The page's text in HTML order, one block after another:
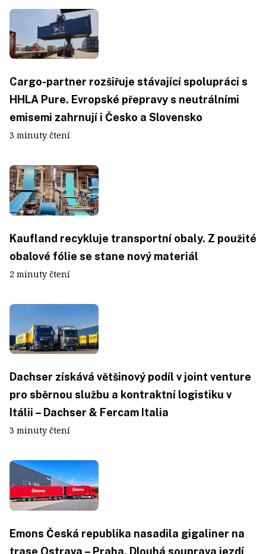
Cargo-partner rozšiřuje stávající spolupráci s
HHLA Pure. Evropské přepravy s neutrálními
emisemi zahrnují i Česko a Slovensko
3 minuty čtení
Kaufland recykluje transportní obaly. Z použité
obalové fólie se stane nový materiál
2 minuty čtení
Dachser získává většinový podíl v joint venture
pro sběrnou službu a kontraktní logistiku v
Itálii – Dachser & Fercam Italia
3 minuty čtení
Emons Česká republika nasadila gigaliner na
trase Ostrava – Praha. Dlouhá souprava jezdí